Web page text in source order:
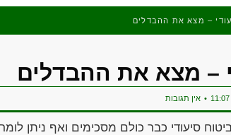
– מצא את ההבדלים
– מצא את ההבדלים
11:07 אין תגובות
סיעודי כבר כולם מסכימים ואף ניתן